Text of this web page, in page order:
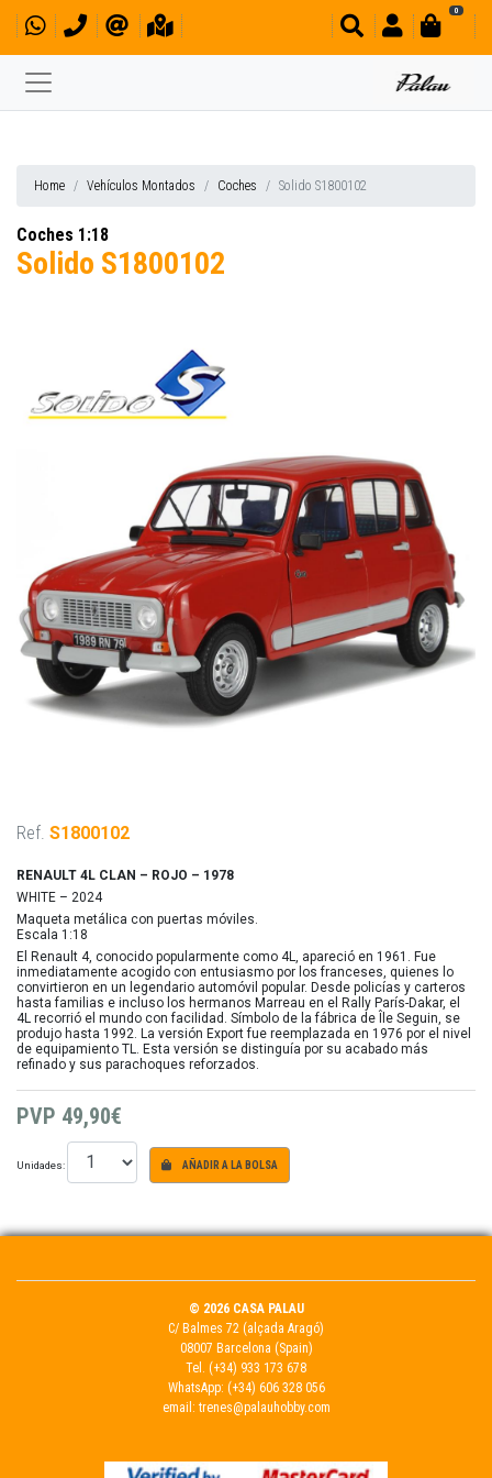
0
Home Vehículos Montados Coches Solido S1800102
Coches 1:18
Solido S1800102
Ref. S1800102
RENAULT 4L CLAN – ROJO – 1978
WHITE – 2024
Maqueta metálica con puertas móviles.
Escala 1:18
El Renault 4, conocido popularmente como 4L, apareció en 1961. Fue
inmediatamente acogido con entusiasmo por los franceses, quienes lo
convirtieron en un legendario automóvil popular. Desde policías y carteros
hasta familias e incluso los hermanos Marreau en el Rally París-Dakar, el
4L recorrió el mundo con facilidad. Símbolo de la fábrica de Île Seguin, se
produjo hasta 1992. La versión Export fue reemplazada en 1976 por el nivel
de equipamiento TL. Esta versión se distinguía por su acabado más
refinado y sus parachoques reforzados.
PVP 49,90€
Unidades: AÑADIR A LA BOLSA
© 2026 CASA PALAU
C/ Balmes 72 (alçada Aragó)
08007 Barcelona (Spain)
Tel. (+34) 933 173 678
WhatsApp: (+34) 606 328 056
email: trenes@palauhobby.com